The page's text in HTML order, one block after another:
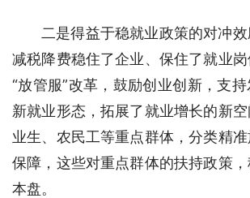
二是得益于稳就业政策的对冲
减税降费稳住了企业、保住了就业
“放管服”改革，鼓励创业创新，支
新就业形态，拓展了就业增长的新
业生、农民工等重点群体，分类精
保障，这些对重点群体的扶持政策
本盘。